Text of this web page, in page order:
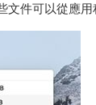
件可以從應用